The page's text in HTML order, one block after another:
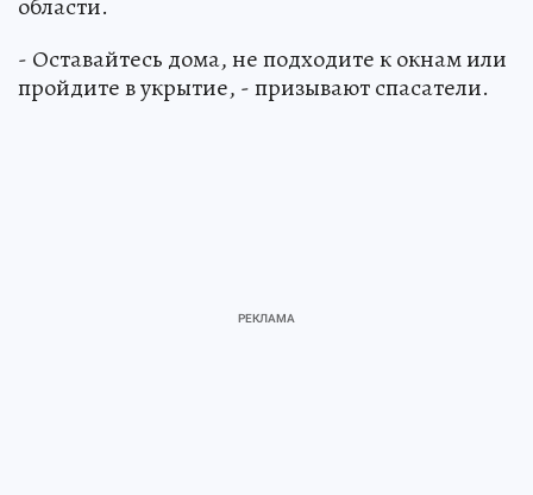
- Оставайтесь дома, не подходите к окнам или
пройдите в укрытие, - призывают спасатели.